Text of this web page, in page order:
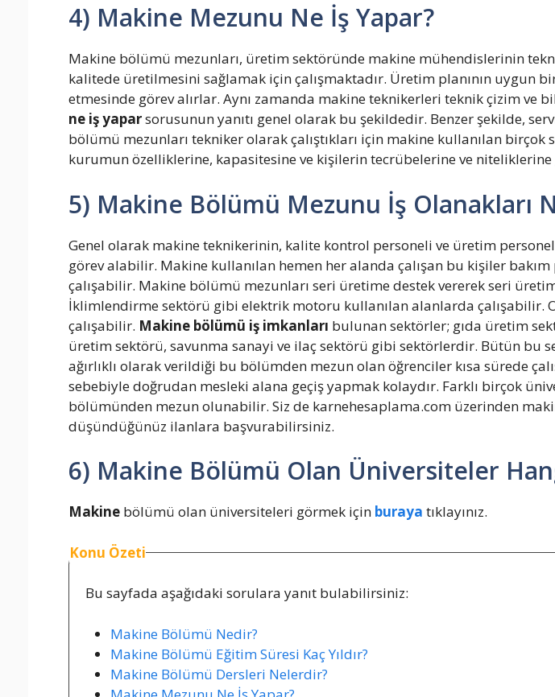
4) Makine Mezunu Ne İş Yapar?
Makine bölümü mezunları, üretim sektöründe makine mühendislerinin
kalitede üretilmesini sağlamak için çalışmaktadır. Üretim planının
etmesinde görev alırlar. Aynı zamanda makine teknikerleri teknik çizim ve
ne iş yaparsorusunun yanıtı genel olarak bu şekildedir. Benzer şekilde,
bölümü mezunları tekniker olarak çalıştıkları için makine kullanılan
kurumun özelliklerine, kapasitesine ve kişilerin tecrübelerine ve
5) Makine Bölümü Mezunu İş Olanakları
Genel olarak makine teknikerinin, kalite kontrol personeli ve üretim
görev alabilir. Makine kullanılan hemen her alanda çalışan bu kişiler
çalışabilir. Makine bölümü mezunları seri üretime destek vererek seri
İklimlendirme sektörü gibi elektrik motoru kullanılan alanlarda
çalışabilir. Makine bölümü iş imkanları bulunan sektörler; gıda üretim
üretim sektörü, savunma sanayi ve ilaç sektörü gibi sektörlerdir. Bütün bu
ağırlıklı olarak verildiği bu bölümden mezun olan öğrenciler kısa sürede
sebebiyle doğrudan mesleki alana geçiş yapmak kolaydır. Farklı birçok
bölümünden mezun olunabilir. Siz de karnehesaplama.com üzerinden
düşündüğünüz ilanlara başvurabilirsiniz.
6) Makine Bölümü Olan Üniversiteler
Makinebölümü olan üniversiteleri görmek için buraya tıklayınız.
Konu Özeti
Bu sayfada aşağıdaki sorulara yanıt bulabilirsiniz:
Makine Bölümü Nedir?
Makine Bölümü Eğitim Süresi Kaç Yıldır?
Makine Bölümü Dersleri Nelerdir?